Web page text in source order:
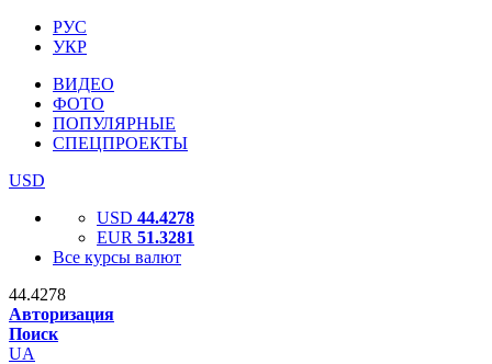
РУС
УКР
ВИДЕО
ФОТО
ПОПУЛЯРНЫЕ
СПЕЦПРОЕКТЫ
USD
USD 44.4278
EUR 51.3281
Все курсы валют
44.4278
Авторизация
Поиск
UA